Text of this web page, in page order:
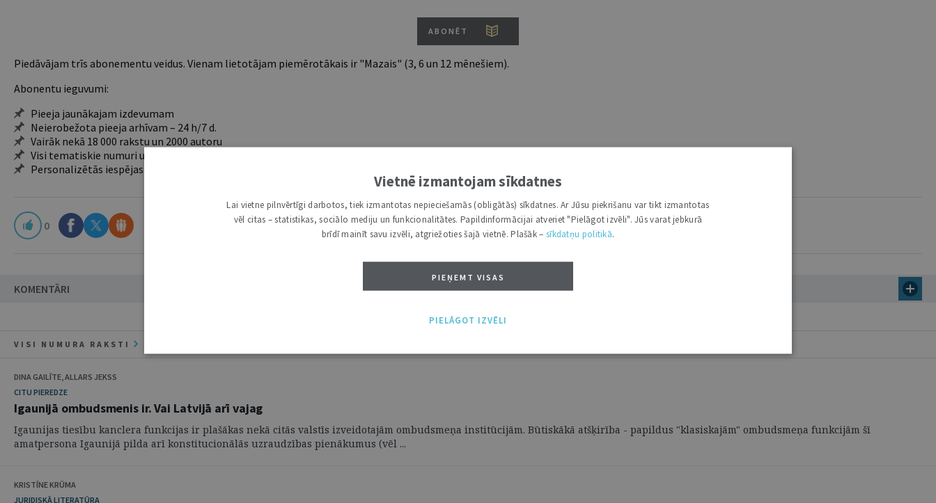
ABONĒT
Piedāvājam trīs abonementu veidus. Vienam lietotājam piemērotākais ir "Mazais" (3, 6 un 12 mēnešiem).
Abonentu ieguvumi:
Pieeja jaunākajam izdevumam
Neierobežota pieeja arhīvam – 24 h/7 d.
Vairāk nekā 18 000 rakstu un 2000 autoru
Visi tematiskie numuri un ikgadējie grāmatžurnāli
Personalizētās iespējas – piezīmes, citāti, mapes
0
KOMENTĀRI
VISI NUMURA RAKSTI
DINA GAILĪTE, ALLARS JEKSS
CITU PIEREDZE
Igaunijā ombudsmenis ir. Vai Latvijā arī vajag
Igaunijas tiesību kanclera funkcijas ir plašākas nekā citās valstīs izveidotajām ombudsmeņa institūcijām. Būtiskākā atšķirība - papildus "klasiskajām" ombudsmeņa funkcijām šī
amatpersona Igaunijā pilda arī konstitucionālās uzraudzības pienākumus (vēl ...
KRISTĪNE KRŪMA
JURIDISKĀ LITERATŪRA
Vietnē izmantojam sīkdatnes
Lai vietne pilnvērtīgi darbotos, tiek izmantotas nepieciešamās (obligātās) sīkdatnes. Ar Jūsu piekrišanu var tikt izmantotas
vēl citas – statistikas, sociālo mediju un funkcionalitātes. Papildinformācijai atveriet "Pielāgot izvēli". Jūs varat jebkurā
brīdī mainīt savu izvēli, atgriežoties šajā vietnē. Plašāk – sīkdatņu politikā.
PIEŅEMT VISAS
PIELĀGOT IZVĒLI